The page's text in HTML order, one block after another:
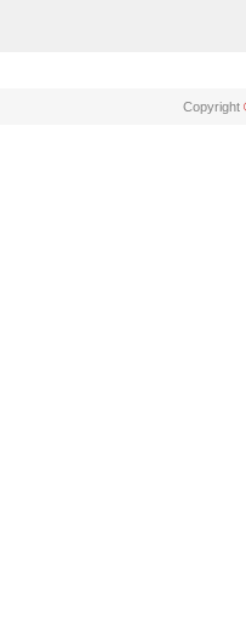
Copyright